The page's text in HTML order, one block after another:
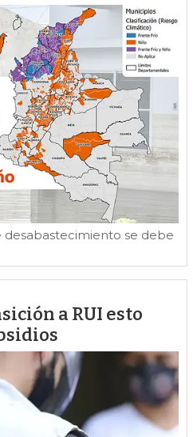
se debe
a RUI esto